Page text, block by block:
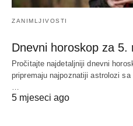
ZANIMLJIVOSTI
Dnevni horoskop za 5.
Pročitajte najdetaljniji dnevni
pripremaju najpoznatiji astrolozi
…
5 mjeseci ago